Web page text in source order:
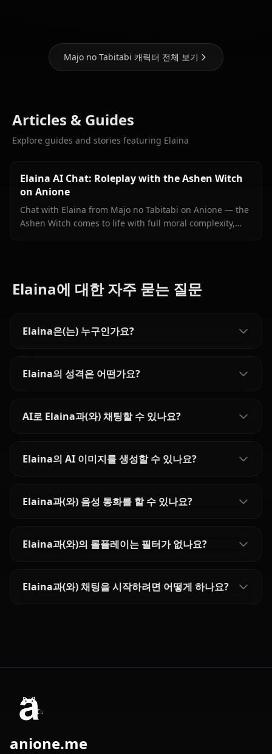
Majo no Tabitabi 캐릭터 전체 보기
Articles & Guides
Explore guides and stories featuring Elaina
Elaina AI Chat: Roleplay with the Ashen Witch
on Anione
Chat with Elaina from Majo no Tabitabi on Anione — the
Ashen Witch comes to life with full moral complexity,
Elaina에 대한 자주 묻는 질문
Elaina은(는) 누구인가요?
Elaina의 성격은 어떤가요?
AI로 Elaina과(와) 채팅할 수 있나요?
Elaina의 AI 이미지를 생성할 수 있나요?
Elaina과(와) 음성 통화를 할 수 있나요?
Elaina과(와)의 롤플레이는 필터가 없나요?
Elaina과(와) 채팅을 시작하려면 어떻게 하나요?
anione.me